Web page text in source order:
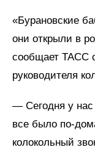
«Бурановские
они открыли в
сообщает ТАСС
руководителя
— Сегодня у нас
все было по-
колокольный